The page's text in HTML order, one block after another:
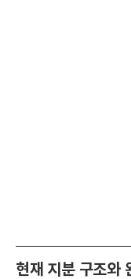
현재 지분 구조와